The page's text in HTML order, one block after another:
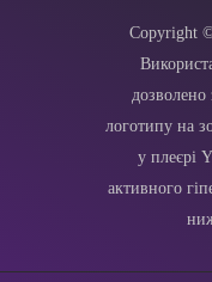
Copyright ©
логотипу на
у плеєрі
активного